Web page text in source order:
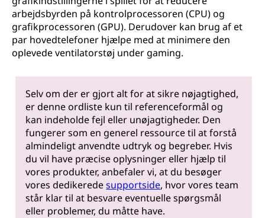
arbejdsbyrden på kontrolprocessoren (CPU) og
grafikprocessoren (GPU). Derudover kan brug af et
par hovedtelefoner hjælpe med at minimere den
oplevede ventilatorstøj under gaming.
Selv om der er gjort alt for at sikre nøjagtighed,
er denne ordliste kun til referenceformål og
kan indeholde fejl eller unøjagtigheder. Den
fungerer som en generel ressource til at forstå
almindeligt anvendte udtryk og begreber. Hvis
du vil have præcise oplysninger eller hjælp til
vores produkter, anbefaler vi, at du besøger
vores dedikeredesupportside, hvor vores team
står klar til at besvare eventuelle spørgsmål
eller problemer, du måtte have.